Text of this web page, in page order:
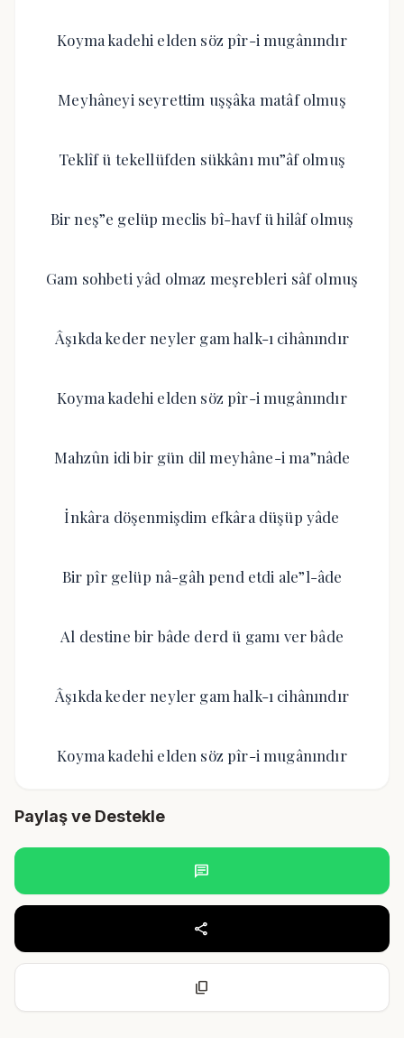
Koyma kadehi elden söz pîr-i mugânındır
Meyhâneyi seyrettim uşşâka matâf olmuş
Teklîf ü tekellüfden sükkânı mu”âf olmuş
Bir neş”e gelüp meclis bî-havf ü hilâf olmuş
Gam sohbeti yâd olmaz meşrebleri sâf olmuş
Âşıkda keder neyler gam halk-ı cihânındır
Koyma kadehi elden söz pîr-i mugânındır
Mahzûn idi bir gün dil meyhâne-i ma”nâde
İnkâra döşenmişdim efkâra düşüp yâde
Bir pîr gelüp nâ-gâh pend etdi ale”l-âde
Al destine bir bâde derd ü gamı ver bâde
Âşıkda keder neyler gam halk-ı cihânındır
Koyma kadehi elden söz pîr-i mugânındır
Paylaş ve Destekle
chat
share
content_copy